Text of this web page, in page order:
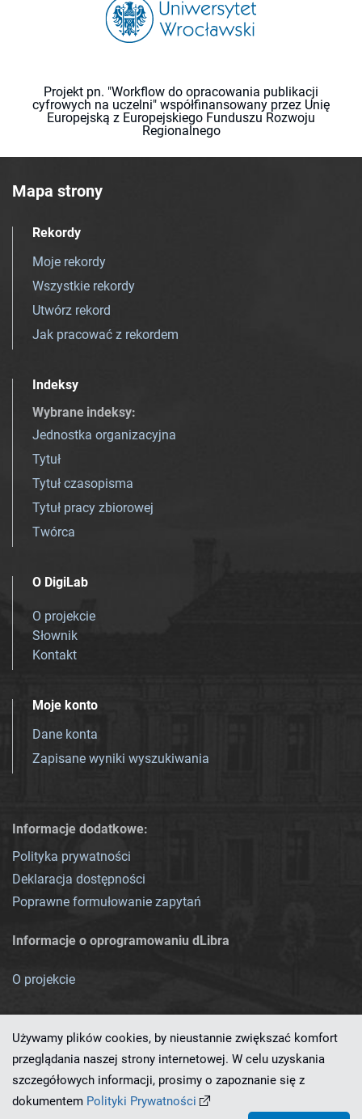
Projekt pn. "Workflow do opracowania publikacji
cyfrowych na uczelni" współfinansowany przez Unię
Europejską z Europejskiego Funduszu Rozwoju
Regionalnego
Mapa strony
Rekordy
Moje rekordy
Wszystkie rekordy
Utwórz rekord
Jak pracować z rekordem
Indeksy
Wybrane indeksy:
Jednostka organizacyjna
Tytuł
Tytuł czasopisma
Tytuł pracy zbiorowej
Twórca
O DigiLab
O projekcie
Słownik
Kontakt
Moje konto
Dane konta
Zapisane wyniki wyszukiwania
Informacje dodatkowe:
Polityka prywatności
Deklaracja dostępności
Poprawne formułowanie zapytań
Informacje o oprogramowaniu dLibra
O projekcie
Ten serwis działa dzięki oprogramowaniu
Używamy plików cookies, by nieustannie zwiększać komfort
przeglądania naszej strony internetowej. W celu uzyskania
szczegółowych informacji, prosimy o zapoznanie się z
dokumentem Polityki Prywatności